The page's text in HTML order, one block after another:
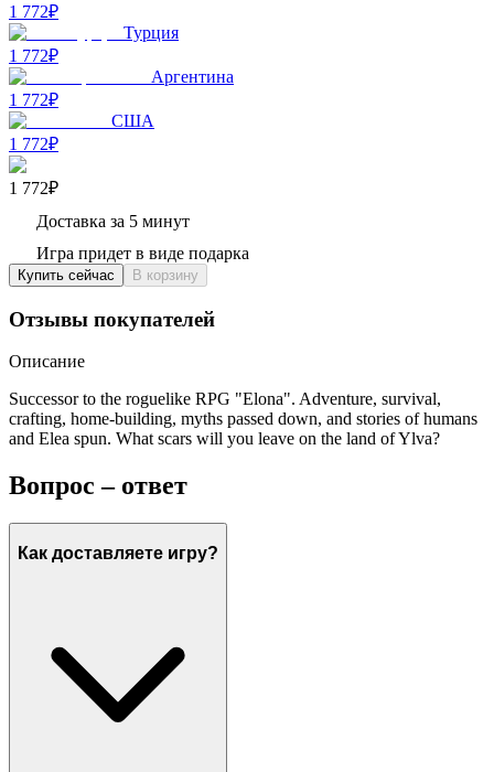
1 772₽
Турция
1 772₽
Аргентина
1 772₽
США
1 772₽
1 772₽
Доставка за 5 минут
Игра придет в виде подарка
Купить сейчас В корзину
Отзывы покупателей
Описание
Successor to the roguelike RPG "Elona". Adventure, survival,
crafting, home-building, myths passed down, and stories of humans
and Elea spun. What scars will you leave on the land of Ylva?
Вопрос – ответ
Как доставляете игру?